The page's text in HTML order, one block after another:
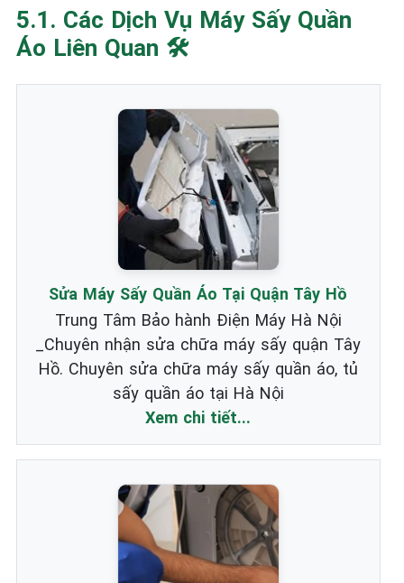
5.1. Các Dịch Vụ Máy Sấy Quần
Áo Liên Quan 🛠️
Sửa Máy Sấy Quần Áo Tại Quận Tây Hồ
Trung Tâm Bảo hành Điện Máy Hà Nội
_Chuyên nhận sửa chữa máy sấy quận Tây
Hồ. Chuyên sửa chữa máy sấy quần áo, tủ
sấy quần áo tại Hà Nội
Xem chi tiết...